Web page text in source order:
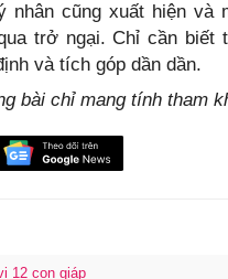
nhân cũng xuất hiện
trở ngại. Chỉ cần biết
và tích góp dần dần.
bài chỉ mang tính tham
12 con giáp